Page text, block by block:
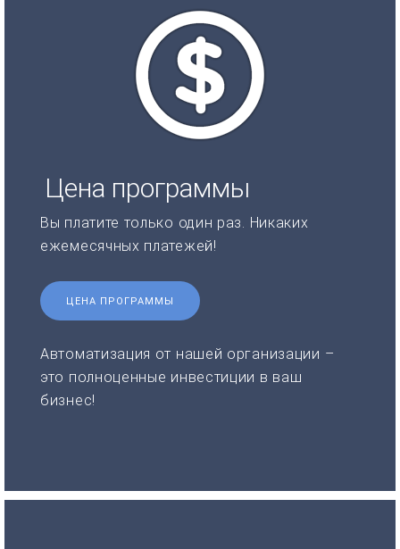
Цена программы
Вы платите только один раз. Никаких
ежемесячных платежей!
ЦЕНА ПРОГРАММЫ
Автоматизация от нашей организации –
это полноценные инвестиции в ваш
бизнес!